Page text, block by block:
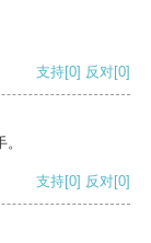
支持[0] 反对[0]
支持[0] 反对[0]